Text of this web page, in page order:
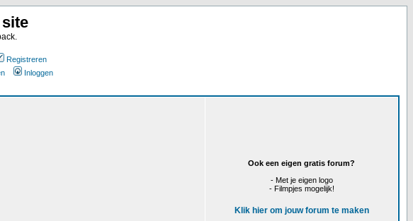
Registreren
Inloggen
Ook een eigen gratis forum?
- Met je eigen logo
- Filmpjes mogelijk!
Klik hier om jouw forum te maken